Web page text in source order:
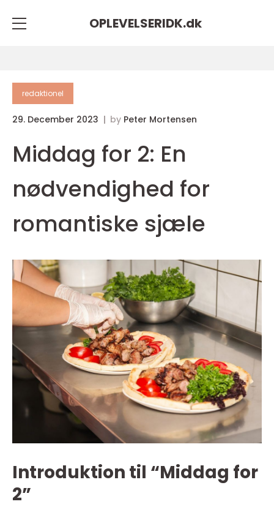
OPLEVELSERIDK.dk
redaktionel
29. December 2023 by Peter Mortensen
Middag for 2: En
nødvendighed for
romantiske sjæle
Introduktion til “Middag for
2”